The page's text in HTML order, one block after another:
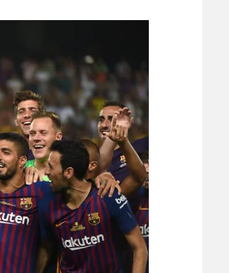
תקנון עבור פעילות ספורט 1 – "מרלן"
גיימינג E-Sports
תנאי שימוש
מדיניות פרטיות
תקנון פעילות ספורט 1
רשיון להקרנה פומבית לבית עסק
הצטרפות לחבילת הערוצים
לוח דרושים – ג'ובנט
תגיות